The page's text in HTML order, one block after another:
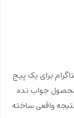
برای یک پیج
جواب نده.
واقعی ساخته